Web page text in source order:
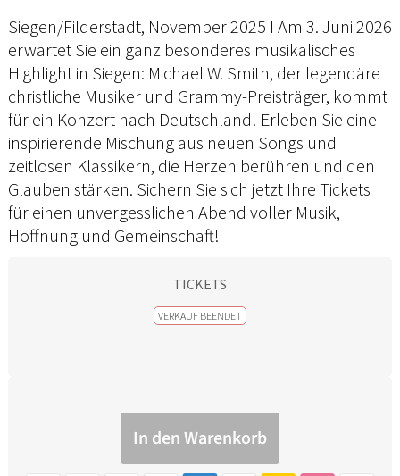
Siegen/Filderstadt, November 2025 I Am 3. Juni 2026
erwartet Sie ein ganz besonderes musikalisches
Highlight in Siegen: Michael W. Smith, der legendäre
christliche Musiker und Grammy-Preisträger, kommt
für ein Konzert nach Deutschland! Erleben Sie eine
inspirierende Mischung aus neuen Songs und
zeitlosen Klassikern, die Herzen berühren und den
Glauben stärken. Sichern Sie sich jetzt Ihre Tickets
für einen unvergesslichen Abend voller Musik,
Hoffnung und Gemeinschaft!
TICKETS
VERKAUF BEENDET